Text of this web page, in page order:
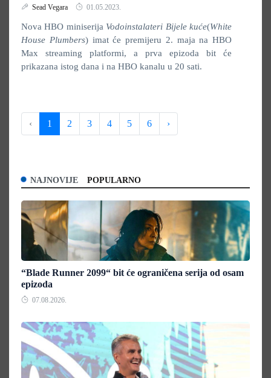
Sead Vegara 01.05.2023.
Nova HBO miniserija Vodoinstalateri Bijele kuće(White
House Plumbers) imat će premijeru 2. maja na HBO
Max streaming platformi, a prva epizoda bit će
prikazana istog dana i na HBO kanalu u 20 sati.
‹ 1 2 3 4 5 6 ›
NAJNOVIJE POPULARNO
“Blade Runner 2099“ bit će ograničena serija od osam
epizoda
07.08.2026.